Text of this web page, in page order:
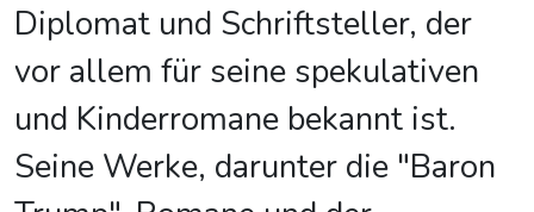
Diplomat und Schriftsteller, der
vor allem für seine spekulativen
und Kinderromane bekannt ist.
Seine Werke, darunter die "Baron